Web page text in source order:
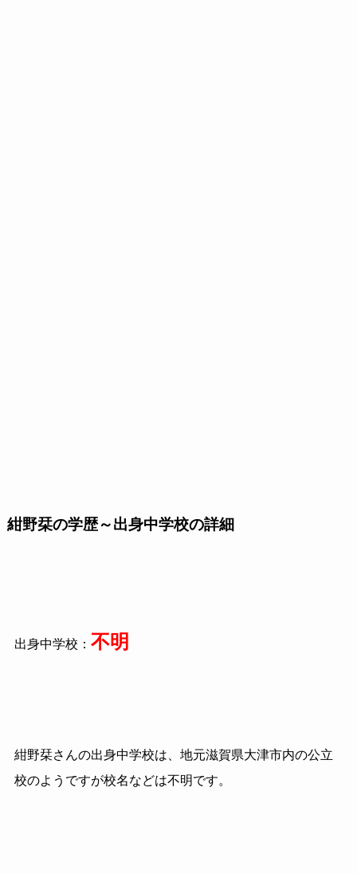
紺野栞の学歴～出身中学校の詳細
出身中学校： 不明
紺野栞さんの出身中学校は、地元滋賀県大津市内の公立
校のようですが校名などは不明です。